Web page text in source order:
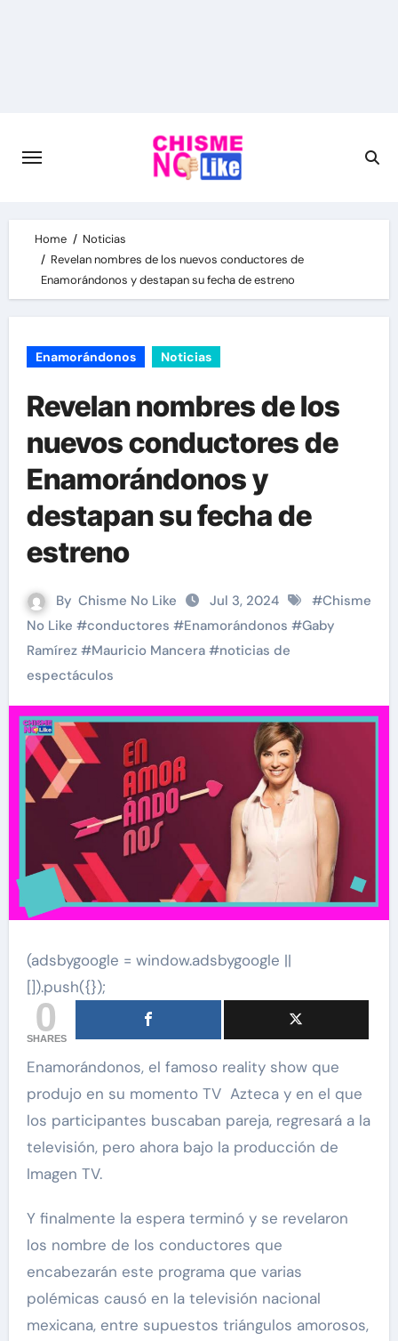
Home
Noticias
Revelan nombres de los nuevos conductores de
Enamorándonos y destapan su fecha de estreno
Enamorándonos Noticias
Revelan nombres de los
nuevos conductores de
Enamorándonos y
destapan su fecha de
estreno
By Chisme No Like Jul 3, 2024 #Chisme
No Like #conductores #Enamorándonos #Gaby
Ramírez#Mauricio Mancera#noticias de
espectáculos
(adsbygoogle = window.adsbygoogle ||
[]).push({});
0
SHARES
Enamorándonos, el famoso reality show que
produjo en su momento TV Azteca y en el que
los participantes buscaban pareja, regresará a la
televisión, pero ahora bajo la producción de
Imagen TV.
Y finalmente la espera terminó y se revelaron
los nombre de los conductores que
encabezarán este programa que varias
polémicas causó en la televisión nacional
mexicana, entre supuestos triángulos amorosos,